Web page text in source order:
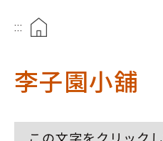
:::
李子園小舖